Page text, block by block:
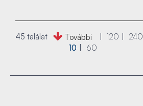
45 találat További 240
120
60
10